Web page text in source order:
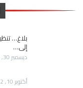
إلى…
ديسمبر 30, 2022
أكتوبر 10, 2022